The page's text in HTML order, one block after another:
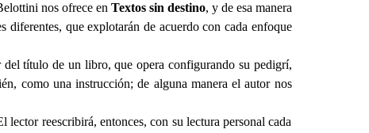
nos ofrece en Textos sin destino, y de esa manera
que explotarán de acuerdo con cada enfoque
del título de un libro, que opera configurando su pedigrí,
como una instrucción; de alguna manera el autor nos
reescribirá, entonces, con su lectura personal cada